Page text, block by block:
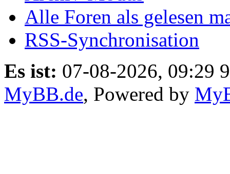
Alle Foren als gelesen
RSS-Synchronisation
Es ist: 07-08-2026, 09:29 9
MyBB.de, Powered by